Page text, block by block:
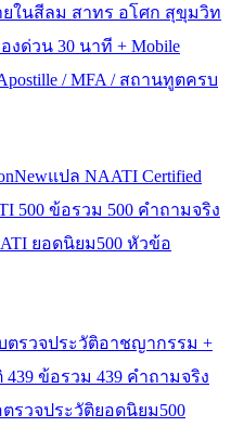
ในสีลม สาทร อโศก สุขุมวิท
งด่วน 30 นาที + Mobile
/ MFA / สถานทูตครบ
Newแปล NAATI Certified
500 ข้อรวม 500 คำถามจริง
ยอดนิยม500 หัวข้อ
ตรวจประวัติอาชญากรรม +
439 ข้อรวม 439 คำถามจริง
ตรวจประวัติยอดนิยม500